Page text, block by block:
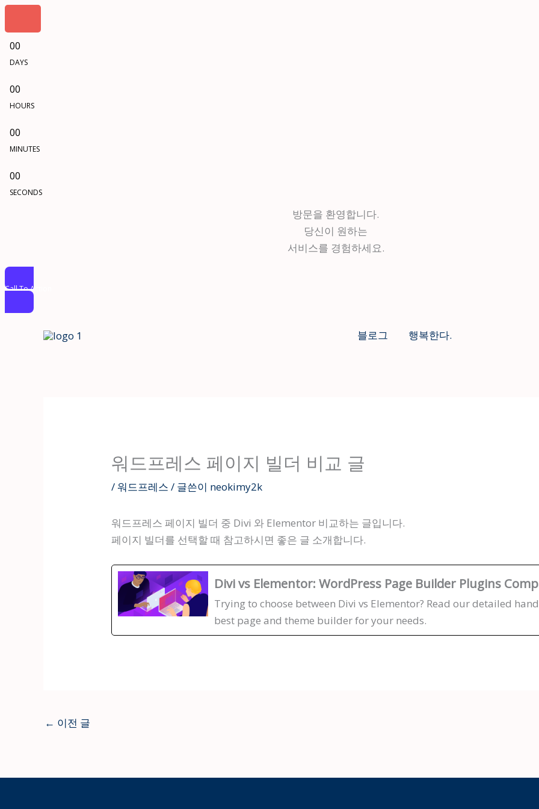
00
DAYS
00
HOURS
00
MINUTES
00
SECONDS
방문을 환영합니다.
당신이 원하는
서비스를 경험하세요.
Call To Action
블로그 행복한다.
워드프레스 페이지 빌더 비교 글
/ 워드프레스 / 글쓴이 neokimy2k
워드프레스 페이지 빌더 중 Divi 와 Elementor 비교하는 글입니다.
페이지 빌더를 선택할 때 참고하시면 좋은 글 소개합니다.
Divi vs Elementor: WordPress Page Builder Plugins
Trying to choose between Divi vs Elementor? Read our detailed
best page and theme builder for your needs.
← 이전 글